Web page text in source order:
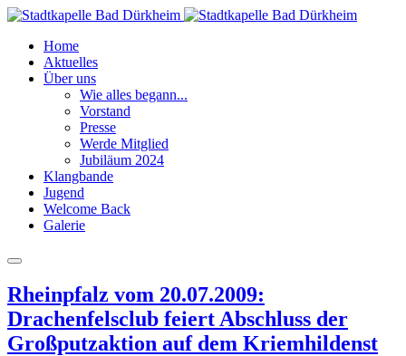
Home
Aktuelles
Über uns
Wie alles begann...
Vorstand
Presse
Werde Mitglied
Jubiläum 2024
Klangbande
Jugend
Welcome Back
Galerie
Rheinpfalz vom 20.07.2009:
Drachenfelsclub feiert Abschluss der
Großputzaktion auf dem Kriemhildenst